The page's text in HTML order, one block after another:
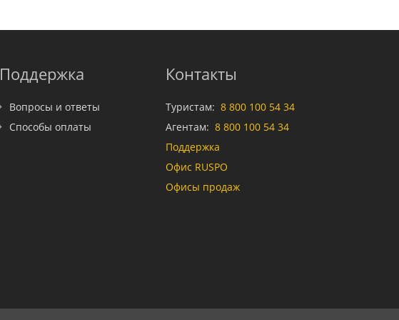
Поддержка
Вопросы и ответы
Способы оплаты
Контакты
Туристам: 8 800 100 54 34
Агентам: 8 800 100 54 34
Поддержка
Офис RUSPO
Офисы продаж